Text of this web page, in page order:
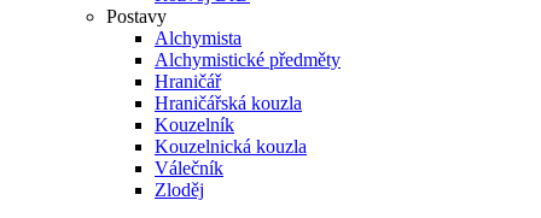
Postavy
Alchymista
Alchymistické předměty
Hraničář
Hraničářská kouzla
Kouzelník
Kouzelnická kouzla
Válečník
Zloděj